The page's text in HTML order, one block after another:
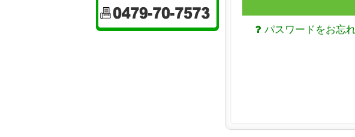
パスワードをお忘